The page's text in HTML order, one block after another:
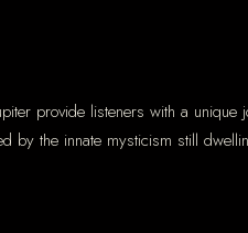
provide listeners with a
by the innate mysticism still